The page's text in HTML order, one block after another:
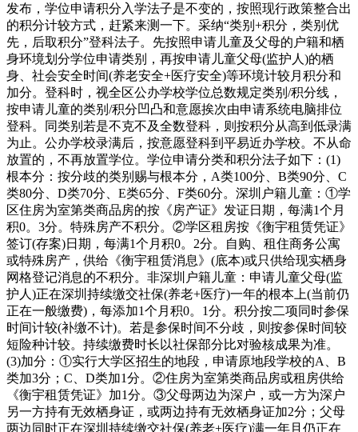
发布，学位申请积分入学法子是不变的，按照现行政策整合出
的积分计较方式，赶紧来测一下。采纳“类别+积分，类别优
先，后取积分”登科法子。先按照申请儿童及父母的户籍和栖
身环境划分学位申请类别，再按申请儿童父母(监护人)的栖
身、社会安全时间(养老安全+医疗安全)等环境计较月积分和
加分。登科时，视全区公办学校学位总数规定类别/积分线，
按申请儿童的类别/积分凹凸和意愿挨次由申请系统电脑排位
登科。同类别若是不克不及全数登科，则按积分从高到低录满
为止。公办学校录满后，按意愿登科到平易近办学校。不从命
放置的，不再放置学位。学位申请分类和积分法子如下：(1)
根本分：按分歧的类别赐与根本分，A类100分、B类90分、C
类80分、D类70分、E类65分、F类60分。深圳户籍儿童：①学
区住房为室第类商品房的按《房产证》发证日期，每满1个月
积0。3分。特殊房产不积分。②学区租房按《衡宇租赁凭证》
签订(存案)日期，每满1个月积0。2分。自购、租住商务公寓
或特殊房产，供给《衡宇租赁消息》(底本)或只供给现实栖身
网格登记消息的不积分。非深圳户籍儿童：申请儿童父母(监
护人)正在深圳持续缴交社保(养老+医疗)一年的根本上(当前仍
正在一般缴费)，每添加1个月积0。1分。积分按二项同时参保
时间计较(补缴不计)。若是参保时间不分歧，则按参保时间较
短险种计较。持续缴费时长以社保部分比对验核成果为准。
(3)加分：①实行大学区招生的地段，申请原地段学校的A、B
类加3分；C、D类加1分。②住房为室第类商品房或租房供给
《衡宇租赁凭证》加1分。③父母两边为深户，或一方为深户
另一方持有无效栖身证，或两边持有无效栖身证加2分；父母
两边同时正在深圳持续缴交社保(养老+医疗)满一年且仍正在